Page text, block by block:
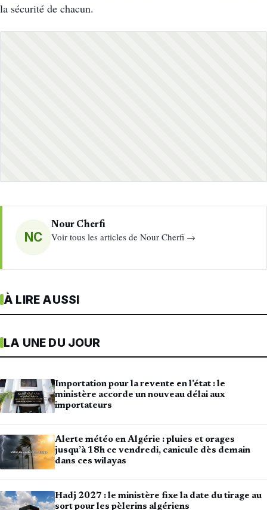
la sécurité de chacun.
NC
Nour Cherfi
Voir tous les articles de Nour Cherfi →
À LIRE AUSSI
LA UNE DU JOUR
Importation pour la revente en l’état : le
ministère accorde un nouveau délai aux
importateurs
Alerte météo en Algérie : pluies et orages
jusqu’à 18h ce vendredi, canicule dès demain
dans ces wilayas
Hadj 2027 : le ministère fixe la date du tirage au
sort pour les pèlerins algériens